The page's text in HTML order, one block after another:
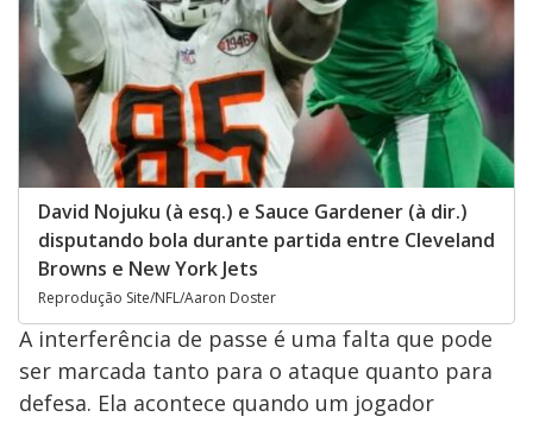
David Nojuku (à esq.) e Sauce Gardener (à dir.)
disputando bola durante partida entre Cleveland
Browns e New York Jets
Reprodução Site/NFL/Aaron Doster
A interferência de passe é uma falta que pode
ser marcada tanto para o ataque quanto para
defesa. Ela acontece quando um jogador